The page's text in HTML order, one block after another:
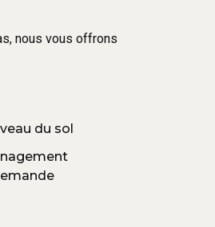
nous vous offrons
du sol